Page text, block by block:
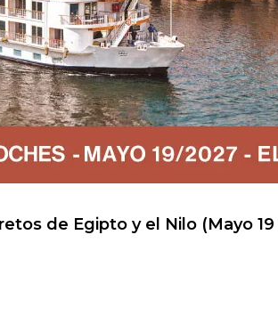
de Egipto y el Nilo (Mayo